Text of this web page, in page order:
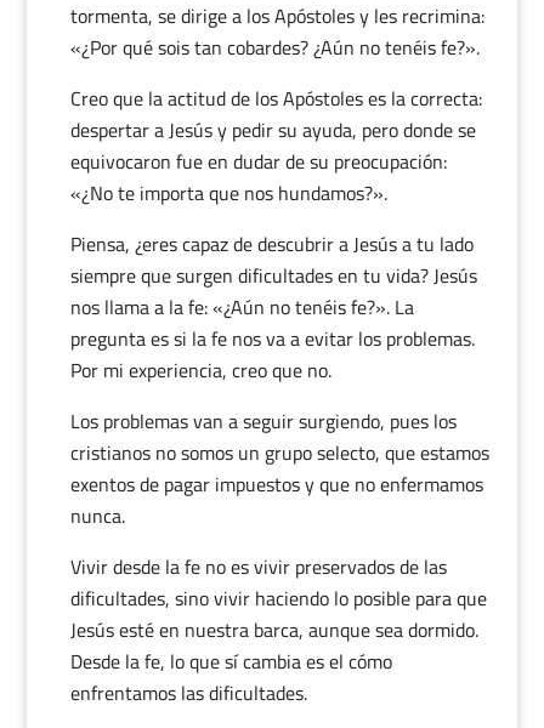
tormenta, se dirige a los Apóstoles y les recrimina:
«¿Por qué sois tan cobardes? ¿Aún no tenéis fe?».
Creo que la actitud de los Apóstoles es la correcta:
despertar a Jesús y pedir su ayuda, pero donde se
equivocaron fue en dudar de su preocupación:
«¿No te importa que nos hundamos?».
Piensa, ¿eres capaz de descubrir a Jesús a tu lado
siempre que surgen dificultades en tu vida? Jesús
nos llama a la fe: «¿Aún no tenéis fe?». La
pregunta es si la fe nos va a evitar los problemas.
Por mi experiencia, creo que no.
Los problemas van a seguir surgiendo, pues los
cristianos no somos un grupo selecto, que estamos
exentos de pagar impuestos y que no enfermamos
nunca.
Vivir desde la fe no es vivir preservados de las
dificultades, sino vivir haciendo lo posible para que
Jesús esté en nuestra barca, aunque sea dormido.
Desde la fe, lo que sí cambia es el cómo
enfrentamos las dificultades.